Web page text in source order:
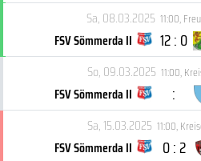
Sa, 08.03.2025 11:00,
FSV Sömmerda II 12 : 0
So, 09.03.2025 11:00,
FSV Sömmerda II :
Sa, 15.03.2025 11:00,
FSV Sömmerda II 0 : 2